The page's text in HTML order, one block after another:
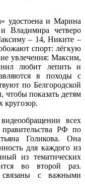
удостоена и Марина
Владимира четверо
– 14, Никите –
спорт: лёгкую
увлечения: Максим,
любит лепить и
в походы с
по Белгородской
чтобы показать детям
кругозор.
всех
правительства РФ по
Голикова. Она
для каждого из
из тематических
во второй раз.
с важными